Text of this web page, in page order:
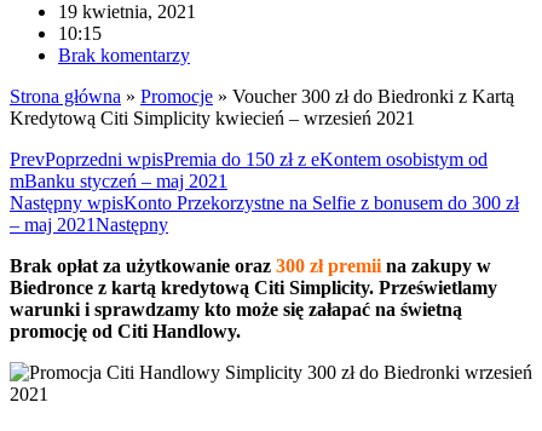
19 kwietnia, 2021
10:15
Brak komentarzy
Strona główna » Promocje » Voucher 300 zł do Biedronki z Kartą
Kredytową Citi Simplicity kwiecień – wrzesień 2021
PrevPoprzedni wpisPremia do 150 zł z eKontem osobistym od
mBanku styczeń – maj 2021
Następny wpisKonto Przekorzystne na Selfie z bonusem do 300 zł
– maj 2021Następny
Brak opłat za użytkowanie oraz 300 zł premiina zakupy w
Biedronce z kartą kredytową Citi Simplicity. Prześwietlamy
warunki i sprawdzamy kto może się załapać na świetną
promocję od Citi Handlowy.